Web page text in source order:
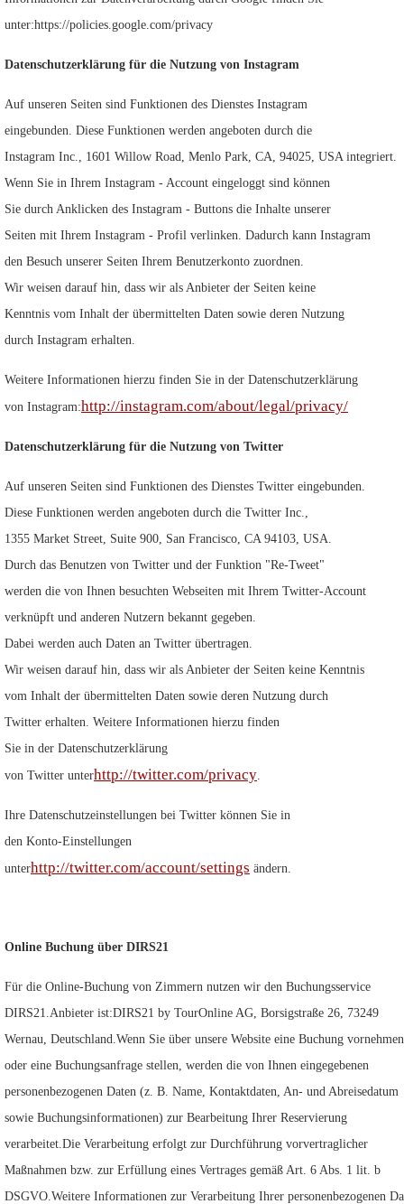
unter:https://policies.google.com/privacy
Datenschutzerklärung für die Nutzung von Instagram
Auf unseren Seiten sind Funktionen des Dienstes Instagram
eingebunden. Diese Funktionen werden angeboten durch die
Instagram Inc., 1601 Willow Road, Menlo Park, CA, 94025, USA integriert.
Wenn Sie in Ihrem Instagram - Account eingeloggt sind können
Sie durch Anklicken des Instagram - Buttons die Inhalte unserer
Seiten mit Ihrem Instagram - Profil verlinken. Dadurch kann Instagram
den Besuch unserer Seiten Ihrem Benutzerkonto zuordnen.
Wir weisen darauf hin, dass wir als Anbieter der Seiten keine
Kenntnis vom Inhalt der übermittelten Daten sowie deren Nutzung
durch Instagram erhalten.
Weitere Informationen hierzu finden Sie in der Datenschutzerklärung
von Instagram:http://instagram.com/about/legal/privacy/
Datenschutzerklärung für die Nutzung von Twitter
Auf unseren Seiten sind Funktionen des Dienstes Twitter eingebunden.
Diese Funktionen werden angeboten durch die Twitter Inc.,
1355 Market Street, Suite 900, San Francisco, CA 94103, USA.
Durch das Benutzen von Twitter und der Funktion "Re-Tweet"
werden die von Ihnen besuchten Webseiten mit Ihrem Twitter-Account
verknüpft und anderen Nutzern bekannt gegeben.
Dabei werden auch Daten an Twitter übertragen.
Wir weisen darauf hin, dass wir als Anbieter der Seiten keine Kenntnis
vom Inhalt der übermittelten Daten sowie deren Nutzung durch
Twitter erhalten. Weitere Informationen hierzu finden
Sie in der Datenschutzerklärung
von Twitter unterhttp://twitter.com/privacy.
Ihre Datenschutzeinstellungen bei Twitter können Sie in
den Konto-Einstellungen
unterhttp://twitter.com/account/settings ändern.
Online Buchung über DIRS21
Für die Online-Buchung von Zimmern nutzen wir den Buchungsservice
DIRS21.Anbieter ist:DIRS21 by TourOnline AG, Borsigstraße 26, 73249
Wernau, Deutschland.Wenn Sie über unsere Website eine Buchung vornehmen
oder eine Buchungsanfrage stellen, werden die von Ihnen eingegebenen
personenbezogenen Daten (z. B. Name, Kontaktdaten, An- und Abreisedatum
sowie Buchungsinformationen) zur Bearbeitung Ihrer Reservierung
verarbeitet.Die Verarbeitung erfolgt zur Durchführung vorvertraglicher
Maßnahmen bzw. zur Erfüllung eines Vertrages gemäß Art. 6 Abs. 1 lit. b
DSGVO.Weitere Informationen zur Verarbeitung Ihrer personenbezogenen